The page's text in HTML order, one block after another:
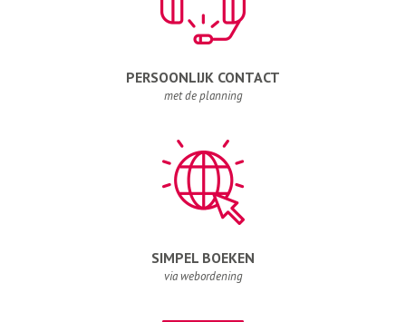
PERSOONLIJK CONTACT
met de planning
SIMPEL BOEKEN
via webordening